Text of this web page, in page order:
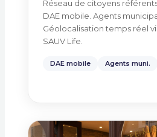
Réseau de citoyens
DAE mobile. Agents
Géolocalisation temps réel
SAUV Life.
DAE mobile Agents muni.